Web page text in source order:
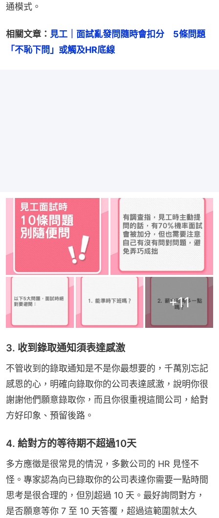
通模式。
相關文章： 見工｜面試亂發問隨時會扣分　5條問題
「不恥下問」或觸及HR底線
+11
3. 收到錄取通知須表達感激
不管收到的錄取通知是不是你最想要的，千萬別忘記
感恩的心，明確向錄取你的公司表達感激，說明你很
謝謝他們願意錄取你，而且你很重視這間公司，給對
方好印象、預留後路。
4. 給對方的等待期不超過10天
多方應徵是很常見的情況，多數公司的 HR 見怪不
怪。專家認為向已錄取你的公司表達你需要一點時間
思考是很合理的，但別超過 10 天。最好詢問對方，
是否願意等你 7 至 10 天答覆，超過這範圍就太久